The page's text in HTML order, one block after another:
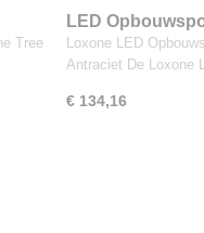
Tree
LED
Antraciet
Loxone LED
Antraciet De Loxone
€ 134,16